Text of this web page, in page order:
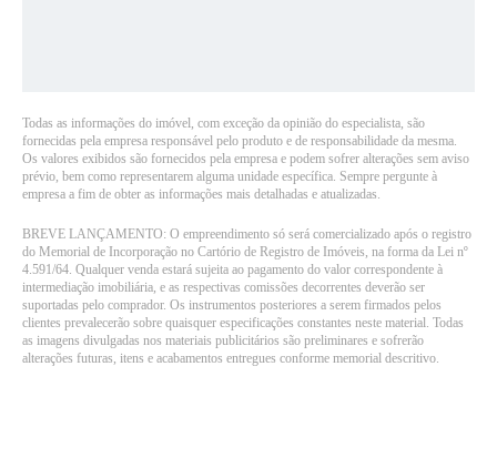
Todas as informações do imóvel, com exceção da opinião do especialista, são
fornecidas pela empresa responsável pelo produto e de responsabilidade da mesma.
Os valores exibidos são fornecidos pela empresa e podem sofrer alterações sem aviso
prévio, bem como representarem alguma unidade específica. Sempre pergunte à
empresa a fim de obter as informações mais detalhadas e atualizadas.
BREVE LANÇAMENTO: O empreendimento só será comercializado após o registro
do Memorial de Incorporação no Cartório de Registro de Imóveis, na forma da Lei nº
4.591/64. Qualquer venda estará sujeita ao pagamento do valor correspondente à
intermediação imobiliária, e as respectivas comissões decorrentes deverão ser
suportadas pelo comprador. Os instrumentos posteriores a serem firmados pelos
clientes prevalecerão sobre quaisquer especificações constantes neste material. Todas
as imagens divulgadas nos materiais publicitários são preliminares e sofrerão
alterações futuras, itens e acabamentos entregues conforme memorial descritivo.